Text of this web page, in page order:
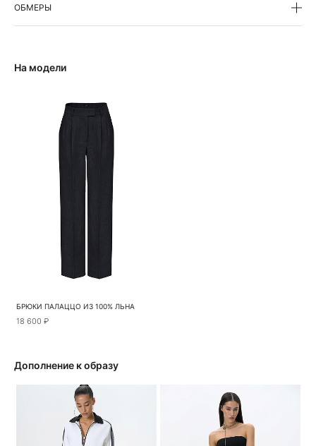
ОБМЕРЫ
На модели
БРЮКИ ПАЛАЦЦО ИЗ 100% ЛЬНА
18 600 ₽
Дополнение к образу